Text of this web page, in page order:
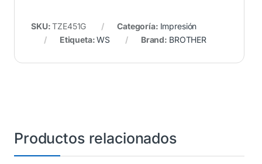
SKU:TZE451G Categoría: Impresión
Etiqueta:WS Brand: BROTHER
Productos relacionados